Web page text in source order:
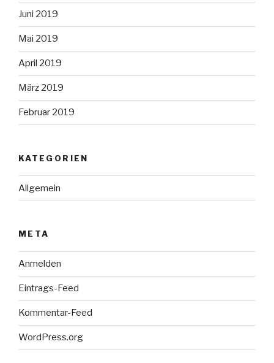
Juni 2019
Mai 2019
April 2019
März 2019
Februar 2019
KATEGORIEN
Allgemein
META
Anmelden
Eintrags-Feed
Kommentar-Feed
WordPress.org